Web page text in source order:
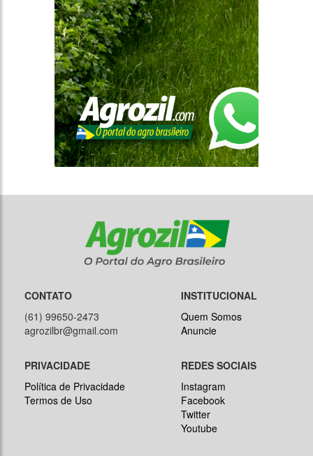
CONTATO
(61) 99650-2473
agrozilbr@gmail.com
INSTITUCIONAL
Quem Somos
Anuncie
PRIVACIDADE
Política de Privacidade
Termos de Uso
REDES SOCIAIS
Instagram
Facebook
Twitter
Youtube